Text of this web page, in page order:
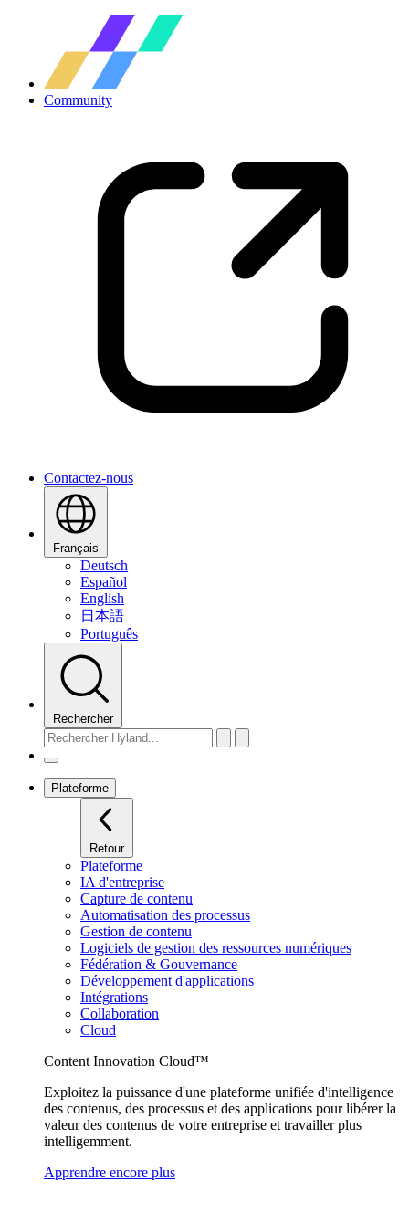
Community
Contactez-nous
Français
Deutsch
Español
English
日本語
Português
Rechercher
Plateforme
Retour
Plateforme
IA d'entreprise
Capture de contenu
Automatisation des processus
Gestion de contenu
Logiciels de gestion des ressources numériques
Fédération & Gouvernance
Développement d'applications
Intégrations
Collaboration
Cloud
Content Innovation Cloud™
Exploitez la puissance d'une plateforme unifiée d'intelligence
des contenus, des processus et des applications pour libérer la
valeur des contenus de votre entreprise et travailler plus
intelligemment.
Apprendre encore plus